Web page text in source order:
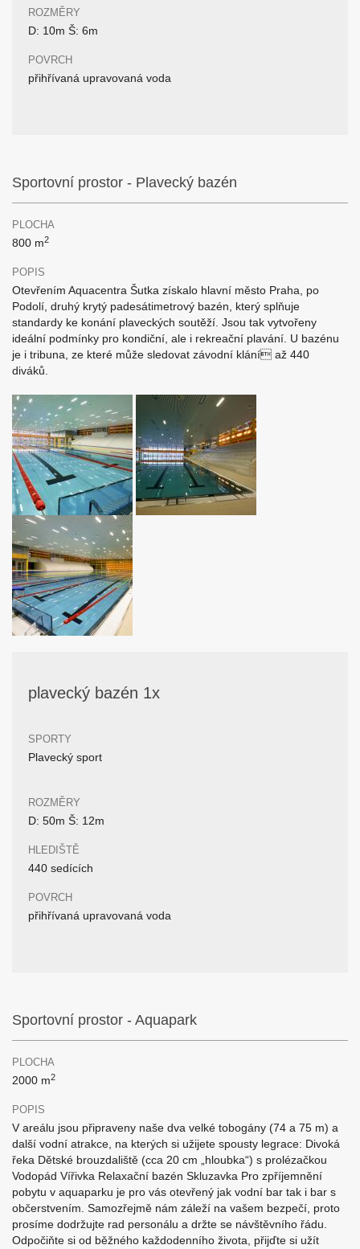
ROZMĚRY
D: 10m Š: 6m
POVRCH
přihřívaná upravovaná voda
Sportovní prostor - Plavecký bazén
PLOCHA
800 m2
POPIS
Otevřením Aquacentra Šutka získalo hlavní město Praha, po
Podolí, druhý krytý padesátimetrový bazén, který splňuje
standardy ke konání plaveckých soutěží. Jsou tak vytvořeny
ideální podmínky pro kondiční, ale i rekreační plavání. U bazénu
je i tribuna, ze které může sledovat závodní klání až 440
diváků.
plavecký bazén 1x
SPORTY
Plavecký sport
ROZMĚRY
D: 50m Š: 12m
HLEDIŠTĚ
440 sedících
POVRCH
přihřívaná upravovaná voda
Sportovní prostor - Aquapark
PLOCHA
2000 m2
POPIS
V areálu jsou připraveny naše dva velké tobogány (74 a 75 m) a
další vodní atrakce, na kterých si užijete spousty legrace: Divoká
řeka Dětské brouzdaliště (cca 20 cm „hloubka“) s prolézačkou
Vodopád Vířivka Relaxační bazén Skluzavka Pro zpříjemnění
pobytu v aquaparku je pro vás otevřený jak vodní bar tak i bar s
občerstvením. Samozřejmě nám záleží na vašem bezpečí, proto
prosíme dodržujte rad personálu a držte se návštěvního řádu.
Odpočiňte si od běžného každodenního života, přijďte si užít